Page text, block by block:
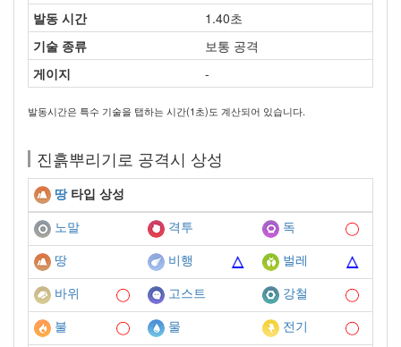
발동 시간
1.40초
기술 종류
보통 공격
게이지
-
발동시간은 특수 기술을 탭하는 시간(1초)도 계산되어 있습니다.
진흙뿌리기로 공격시 상성
땅타입 상성
노말
격투
독
땅
비행
벌레
바위
고스트
강철
불
물 전기